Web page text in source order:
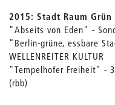
2015: Stadt Raum Grün
"Abseits von Eden" -
"Berlin-grüne, essbare
WELLENREITER KULTUR
"Tempelhofer Freiheit" -
(rbb)